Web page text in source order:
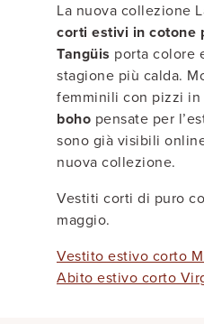
La nuova collezione
corti estivi in cotone
Tangüis porta colore
stagione più calda.
femminili con pizzi in
boho pensate per
sono già visibili
nuova collezione.
Vestiti corti di puro
maggio.
Vestito estivo corto
Abito estivo corto